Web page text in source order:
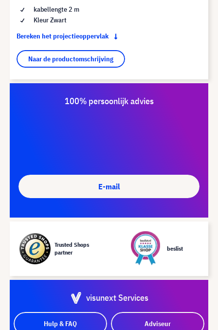
kabellengte 2 m
Kleur Zwart
Bereken het projectieoppervlak
Naar de productomschrijving
100% persoonlijk advies
E-mail
Trusted Shops
partner
beslist
visunext Services
Hulp & FAQ Adviseur